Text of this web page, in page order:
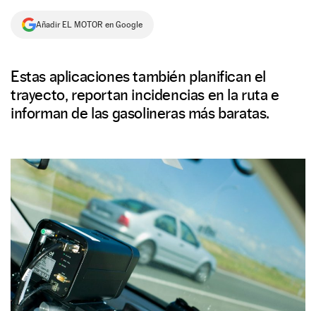
NEWSLETTER
Añadir EL MOTOR en Google
Estas aplicaciones también planifican el
trayecto, reportan incidencias en la ruta e
informan de las gasolineras más baratas.